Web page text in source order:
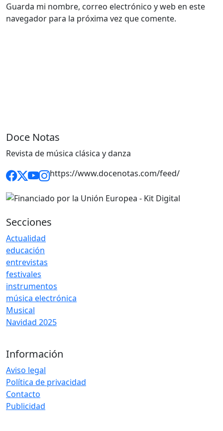
Guarda mi nombre, correo electrónico y web en este
navegador para la próxima vez que comente.
Doce Notas
Revista de música clásica y danza
https://www.docenotas.com/feed/
Secciones
Actualidad
educación
entrevistas
festivales
instrumentos
música electrónica
Musical
Navidad 2025
Información
Aviso legal
Política de privacidad
Contacto
Publicidad